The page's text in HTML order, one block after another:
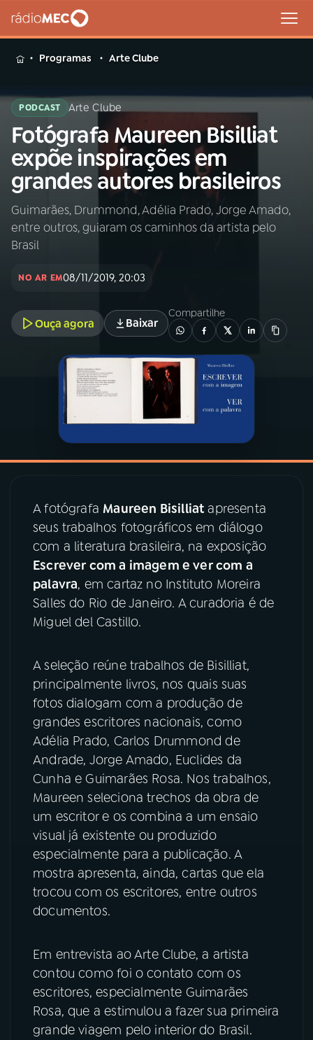
MENU
Buscar
na
Rádio
MEC
Buscar
Início AO VIVO
PROGRAMAS
PODCASTS
07ÚLTIMAS
08 PRÊMIO RÁDIO MEC
ACOMPANHE A RÁDIO MEC
YouTube Facebook
Instagram X
TikTok
Programas Arte Clube
PODCAST Arte Clube
Fotógrafa Maureen Bisilliat
expõe inspirações em
grandes autores brasileiros
Guimarães, Drummond, Adélia Prado, Jorge Amado,
entre outros, guiaram os caminhos da artista pelo
Brasil
NO AR EM08/11/2019, 20:03
Ouça agora Baixar
Compartilhe
A fotógrafa Maureen Bisilliatapresenta
seus trabalhos fotográficos em diálogo
com a literatura brasileira, na exposição
Escrever com a imagem e ver com a
palavra, em cartaz no Instituto Moreira
Salles do Rio de Janeiro. A curadoria é de
Miguel del Castillo.
A seleção reúne trabalhos de Bisilliat,
principalmente livros, nos quais suas
fotos dialogam com a produção de
grandes escritores nacionais, como
Adélia Prado, Carlos Drummond de
Andrade, Jorge Amado, Euclides da
Cunha e Guimarães Rosa. Nos trabalhos,
Maureen seleciona trechos da obra de
um escritor e os combina a um ensaio
visual já existente ou produzido
especialmente para a publicação. A
mostra apresenta, ainda, cartas que ela
trocou com os escritores, entre outros
documentos.
Em entrevista ao Arte Clube, a artista
contou como foi o contato com os
escritores, especialmente Guimarães
Rosa, que a estimulou a fazer sua primeira
grande viagem pelo interior do Brasil.